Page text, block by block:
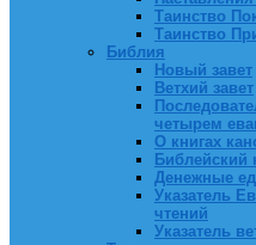
Таинство
Таинство
Библия
Новый завет
Ветхий завет
четырем
О книгах
Библейский
Денежные
Указатель
чтений
Указатель